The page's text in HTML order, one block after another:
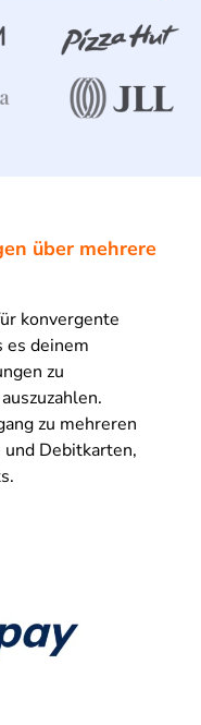
über mehrere
konvergente
es deinem
zu
zu mehreren
Debitkarten,